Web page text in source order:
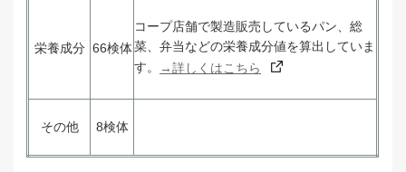
栄養成分 66検体
コープ店舗で製造販売しているパン、総
菜、弁当などの栄養成分値を算出していま
す。
→詳しくはこちら
その他 8検体